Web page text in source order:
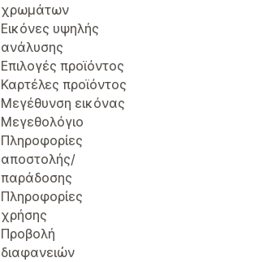
χρωμάτων
Εικόνες υψηλής
ανάλυσης
Επιλογές προϊόντος
Καρτέλες προϊόντος
Μεγέθυνση εικόνας
Μεγεθολόγιο
Πληροφορίες
αποστολής/
παράδοσης
Πληροφορίες
χρήσης
Προβολή
διαφανειών